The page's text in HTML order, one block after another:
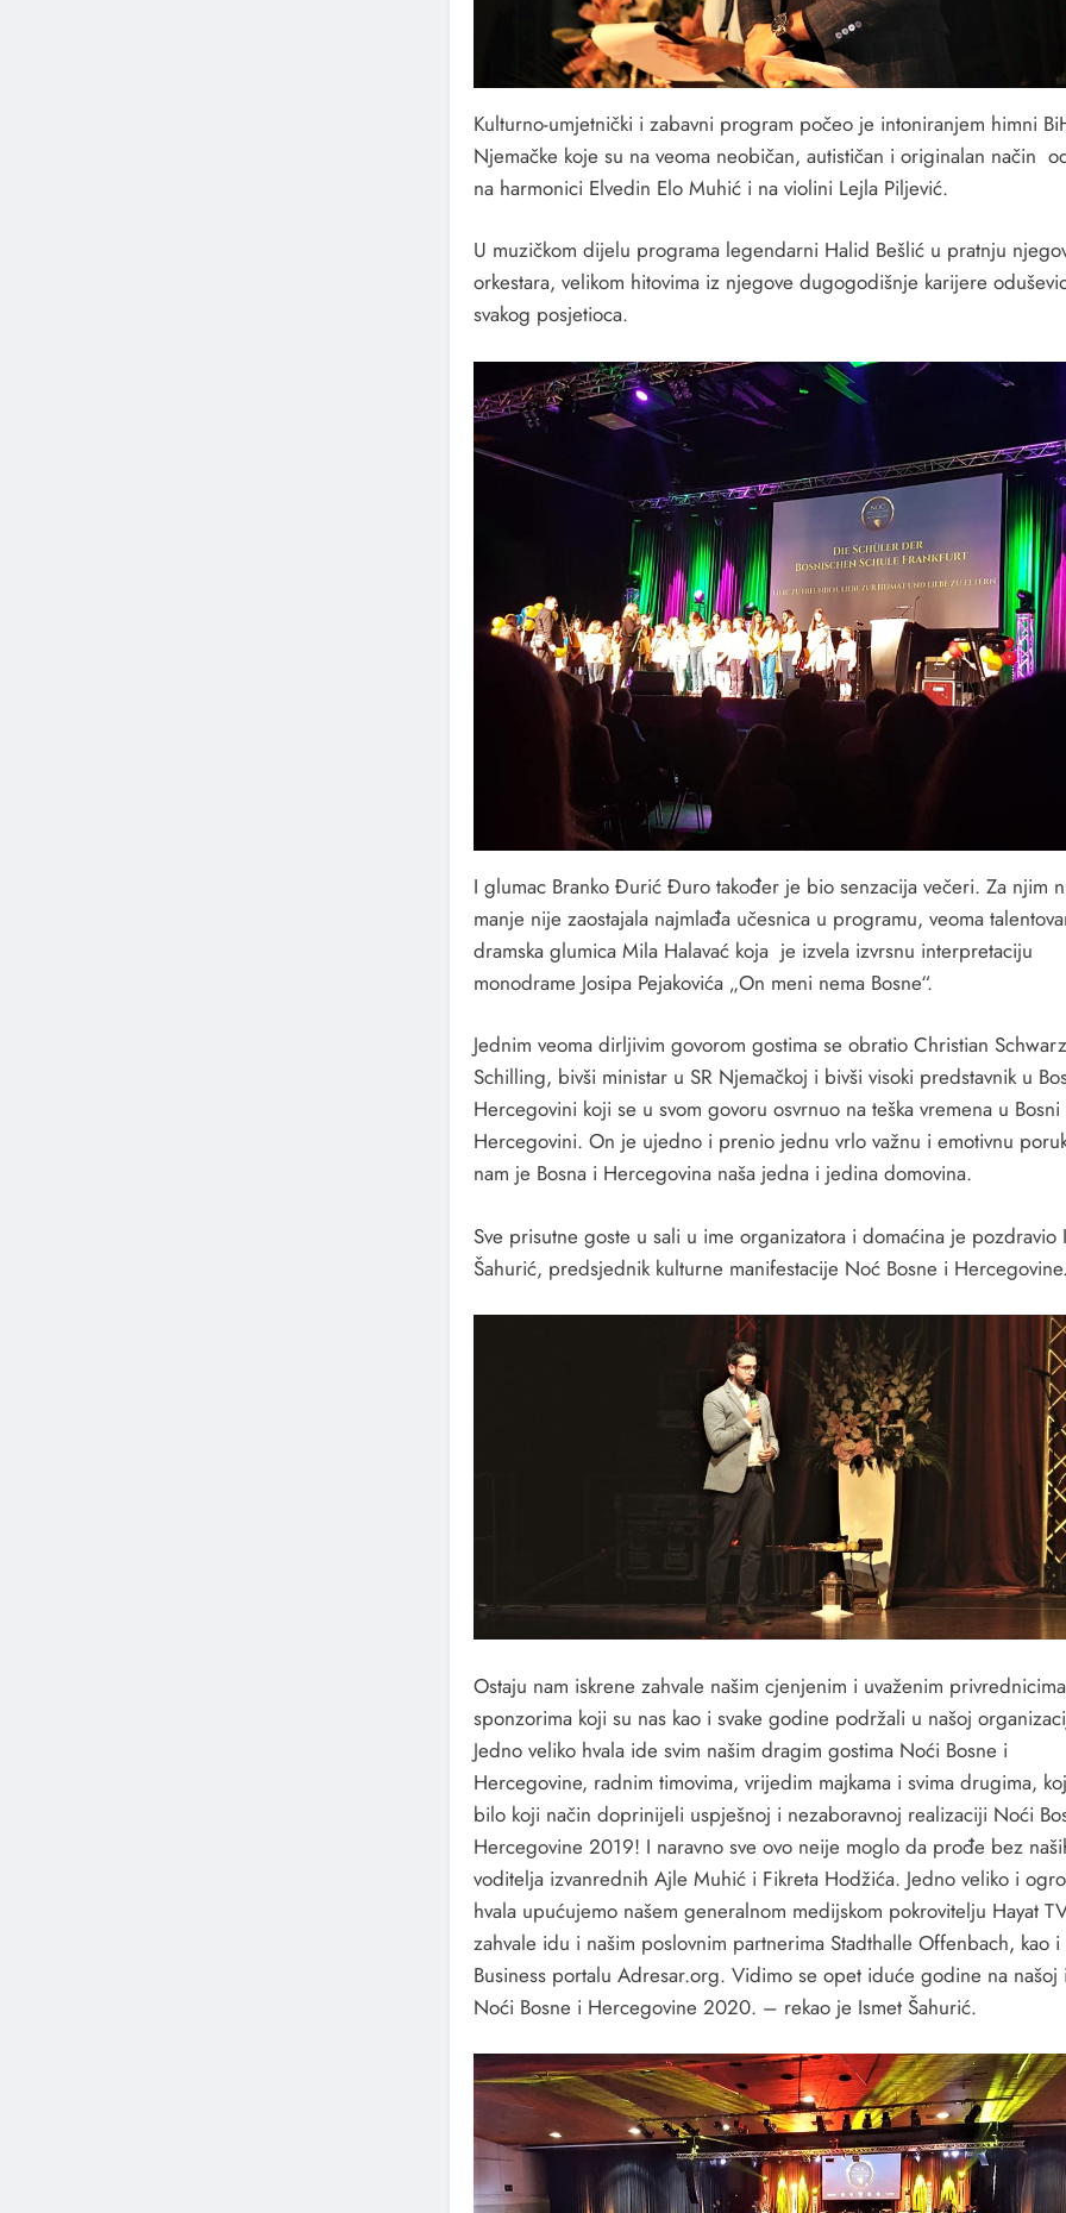
Kulturno-umjetnički i zabavni program počeo je intoniranjem himni
Njemačke koje su na veoma neobičan, autističan i originalan način
na harmonici Elvedin Elo Muhić i na violini Lejla Piljević.
U muzičkom dijelu programa legendarni Halid Bešlić u pratnju
orkestara, velikom hitovima iz njegove dugogodišnje karijere
svakog posjetioca.
I glumac Branko Đurić Đuro također je bio senzacija večeri. Za njim
manje nije zaostajala najmlađa učesnica u programu, veoma
dramska glumica Mila Halavać koja je izvela izvrsnu interpretaciju
monodrame Josipa Pejakovića „On meni nema Bosne“.
Jednim veoma dirljivim govorom gostima se obratio Christian
Schilling, bivši ministar u SR Njemačkoj i bivši visoki predstavnik u
Hercegovini koji se u svom govoru osvrnuo na teška vremena u
Hercegovini. On je ujedno i prenio jednu vrlo važnu i emotivnu
nam je Bosna i Hercegovina naša jedna i jedina domovina.
Sve prisutne goste u sali u ime organizatora i domaćina je pozdravio
Šahurić, predsjednik kulturne manifestacije Noć Bosne i
Ostaju nam iskrene zahvale našim cjenjenim i uvaženim
sponzorima koji su nas kao i svake godine podržali u našoj
Jedno veliko hvala ide svim našim dragim gostima Noći Bosne i
Hercegovine, radnim timovima, vrijedim majkama i svima drugima,
bilo koji način doprinijeli uspješnoj i nezaboravnoj realizaciji Noći
Hercegovine 2019! I naravno sve ovo neije moglo da prođe bez
voditelja izvanrednih Ajle Muhić i Fikreta Hodžića. Jedno veliko i
hvala upućujemo našem generalnom medijskom pokrovitelju Hayat
zahvale idu i našim poslovnim partnerima Stadthalle Offenbach, kao i
Business portalu Adresar.org. Vidimo se opet iduće godine na našoj
Noći Bosne i Hercegovine 2020. – rekao je Ismet Šahurić.